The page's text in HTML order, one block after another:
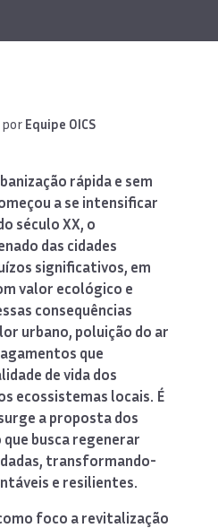
Equipe OICS
rápida e sem
a se intensificar
século XX, o
das cidades
significativos, em
valor ecológico e
consequências
urbano, poluição do ar
que
de vida dos
ecossistemas locais. É
a proposta dos
busca regenerar
transformando-
e resilientes.
foco a revitalização